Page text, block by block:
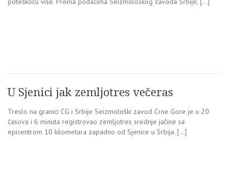
U Sjenici jak zemljotres večeras
Treslo na granici CG i Srbije Seizmološki zavod Crne Gore je u 20
časova i 6 minuta registrovao zemljotres srednje jačine sa
epicentrom 10 kilometara zapadno od Sjenice u Srbija. […]